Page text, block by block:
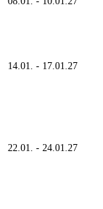
14.01. - 17.01.27
22.01. - 24.01.27